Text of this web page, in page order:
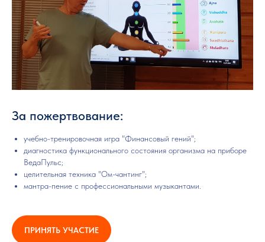
За пожертвование:
учебно-тренировочная игра "Финансовый гений";
диагностика функционального состояния организма на приборе
ВедаПульс;
целительная техника "Ом-чантинг";
мантра-пение c профессиональными музыкантами.
ПРИНЯТЬ УЧАСТИЕ